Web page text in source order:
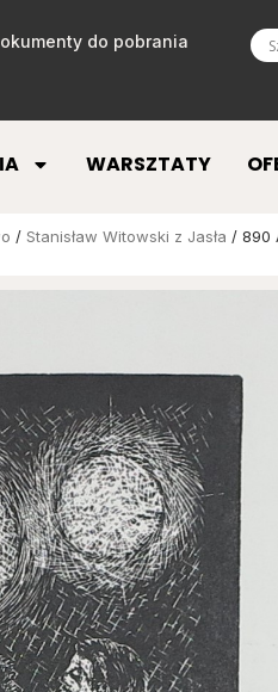
do pobrania
WARSZTATY
/ Stanisław Witowski z Jasła / 890